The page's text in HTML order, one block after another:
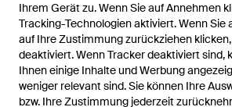
Ihrem Gerät zu. Wenn Sie auf Annehmen
Tracking-Technologien aktiviert. Wenn Sie
auf Ihre Zustimmung zurückziehen
deaktiviert. Wenn Tracker deaktiviert sind,
Ihnen einige Inhalte und Werbung
weniger relevant sind. Sie können Ihre
bzw. Ihre Zustimmung jederzeit
Hilfe und Informationen